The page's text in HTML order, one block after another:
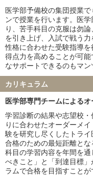
山形大学
島根大学
防衛医科大学校
私立大学
慶應義塾大学
大阪医科薬科大学
国際医療福祉大学
東邦大学
帝京大学
愛知医科大学
杏林大学
兵庫医科大学
医学部予備校の集団授業
ンで授業を行います。医
り、苦手科目の克服は勿
を引き上げ、入試で戦う
性格に合わせた受験指導
得点力を高めることが可
なサポートできるのもマン
カリキュラム
医学部専門チームによる
学習診断の結果や志望校
りに合わせたオーダーメ
験を研究し尽くしたトラ
合格のための最短距離と
科目の学習内容を年間を
べきこと」と「到達目標
ラムで合格を目指すことが